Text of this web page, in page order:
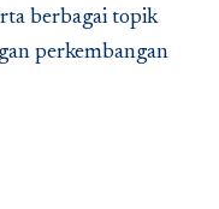
berbagai topik
perkembangan